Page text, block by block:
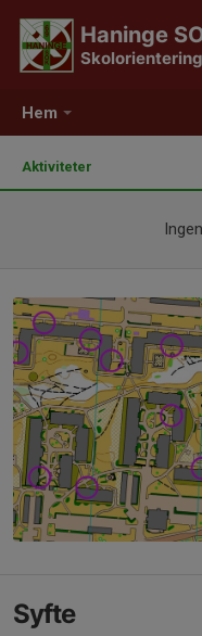
Hem
Haninge
Skolorientering
Aktiviteter
Syfte